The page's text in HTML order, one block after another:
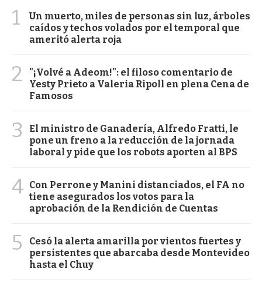
1
Un muerto, miles de personas sin luz, árboles
caídos y techos volados por el temporal que
ameritó alerta roja
2
"¡Volvé a Adeom!": el filoso comentario de
Yesty Prieto a Valeria Ripoll en plena Cena de
Famosos
3
El ministro de Ganadería, Alfredo Fratti, le
pone un freno a la reducción de la jornada
laboral y pide que los robots aporten al BPS
4 Con Perrone y Manini distanciados, el FA no
tiene asegurados los votos para la
aprobación de la Rendición de Cuentas
5
Cesó la alerta amarilla por vientos fuertes y
persistentes que abarcaba desde Montevideo
hasta el Chuy